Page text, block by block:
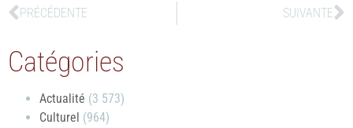
PRÉCÉDENTE SUIVANTE
Catégories
Actualité (3 573)
Culturel (964)